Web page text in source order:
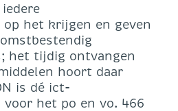
het krijgen en geven
het tijdig ontvangen
hoort daar
is dé ict-
voor het po en vo. 466